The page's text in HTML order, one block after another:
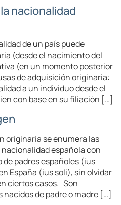
nacionalidad
de un país puede
(desde el nacimiento del
(en un momento posterior
de adquisición originaria:
a un individuo desde el
con base en su filiación […]
originaria se enumera las
española con
padres españoles (ius
España (ius soli), sin olvidar
ciertos casos. Son
de padre o madre […]